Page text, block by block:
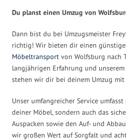
Du planst einen Umzug von
Dann bist du bei Umzugsmeister
richtig! Wir bieten dir einen
Möbeltransport von Wolfsburg nach
langjährigen Erfahrung und
stehen wir dir bei deinem Umzug mit
Unser umfangreicher Service
deiner Möbel, sondern auch das
Auspacken sowie den Auf- und
wir großen Wert auf Sorgfalt und